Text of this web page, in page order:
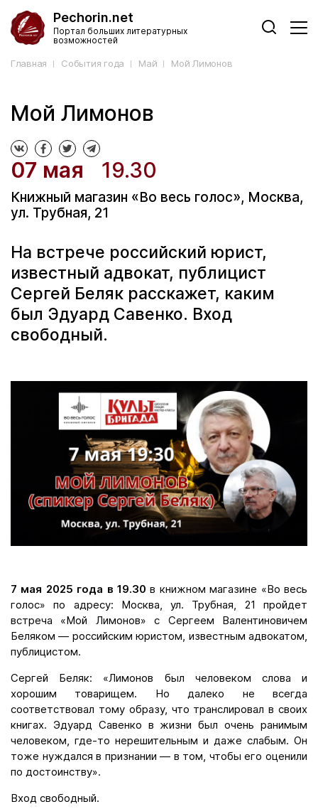
Pechorin.net
Портал больших литературных
возможностей
Главная События года Май Мой Лимонов
Мой Лимонов
07 мая 19.30
Книжный магазин «Во весь голос», Москва,
ул. Трубная, 21
На встрече российский юрист,
известный адвокат, публицист
Сергей Беляк расскажет, каким
был Эдуард Савенко. Вход
свободный.
7 мая 2025 года в 19.30 в книжном магазине «Во весь
голос» по адресу: Москва, ул. Трубная, 21 пройдет
встреча «Мой Лимонов» с Сергеем Валентиновичем
Беляком — российским юристом, известным адвокатом,
публицистом.
Сергей Беляк: «Лимонов был человеком слова и
хорошим товарищем. Но далеко не всегда
соответствовал тому образу, что транслировал в своих
книгах. Эдуард Савенко в жизни был очень ранимым
человеком, где-то нерешительным и даже слабым. Он
тоже нуждался в признании — в том, чтобы его оценили
по достоинству».
Вход свободный.